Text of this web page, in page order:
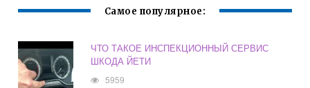
Самое популярное:
ЧТО ТАКОЕ ИНСПЕКЦИОННЫЙ СЕРВИС
ШКОДА ЙЕТИ
5959